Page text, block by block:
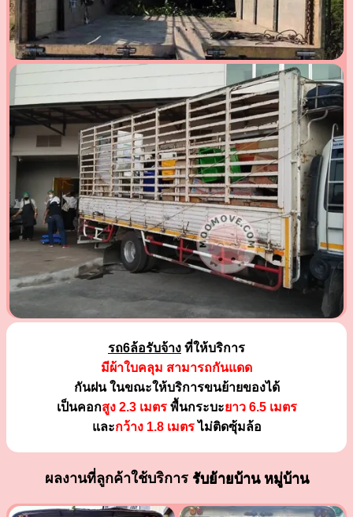
รถ6ล้อรับจ้าง ที่ให้บริการ
มีผ้าใบคลุม สามารถกันแดด
กันฝน ในขณะให้บริการขนย้ายของได้
เป็นคอกสูง 2.3 เมตรพื้นกระบะยาว 6.5 เมตร
และกว้าง 1.8 เมตรไม่ติดซุ้มล้อ
ผลงานที่ลูกค้าใช้บริการ รับย้ายบ้าน หมู่บ้าน